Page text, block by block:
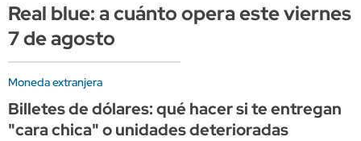
Real blue: a cuánto opera este viernes
7 de agosto
Moneda extranjera
Billetes de dólares: qué hacer si te entregan
"cara chica" o unidades deterioradas